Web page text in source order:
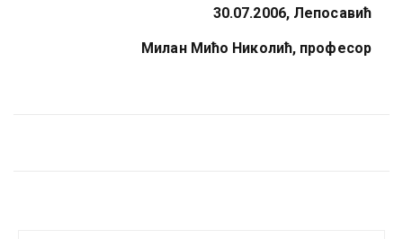
30.07.2006, Лепосавић
Милан Мићо Николић, професор